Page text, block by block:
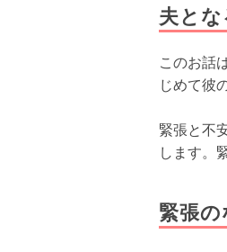
夫と
このお話
じめて彼
緊張と不
します。
緊張